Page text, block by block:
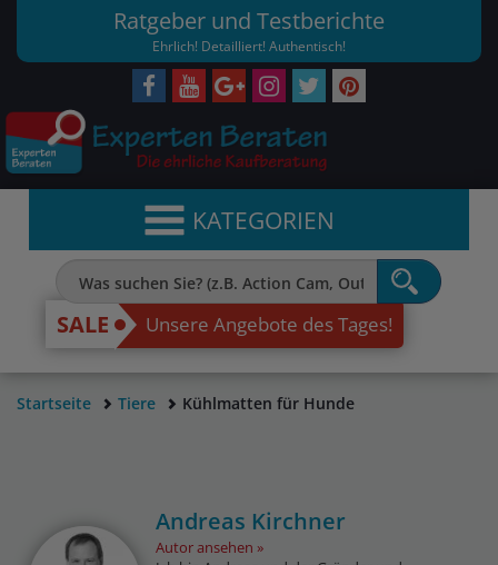
Ratgeber und Testberichte
Ehrlich! Detailliert! Authentisch!
KATEGORIEN
SALE Unsere Angebote des Tages!
Startseite Tiere Kühlmatten für Hunde
Andreas Kirchner
Autor ansehen